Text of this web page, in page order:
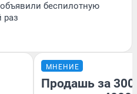
беспилотную
раз
МНЕНИЕ
Продашь за